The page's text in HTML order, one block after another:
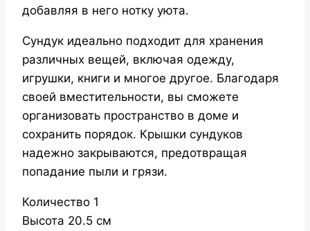
добавляя в него нотку уюта.
Сундук идеально подходит для хранения
различных вещей, включая одежду,
игрушки, книги и многое другое. Благодаря
своей вместительности, вы сможете
организовать пространство в доме и
сохранить порядок. Крышки сундуков
надежно закрываются, предотвращая
попадание пыли и грязи.
Количество 1
Высота 20.5 см